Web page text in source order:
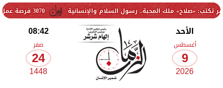
3070 فرصة عمل جديدة بالقطاع الخاص.. وظائف برواتب تصل إلى 9500 جنيه المحبة.. رسول السلام والإنسانية
الأحد
أغسطس
9
2026
08:42
صفر
24
1448